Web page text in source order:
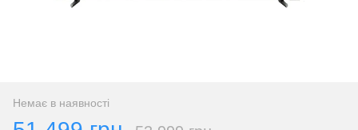
Немає в наявності